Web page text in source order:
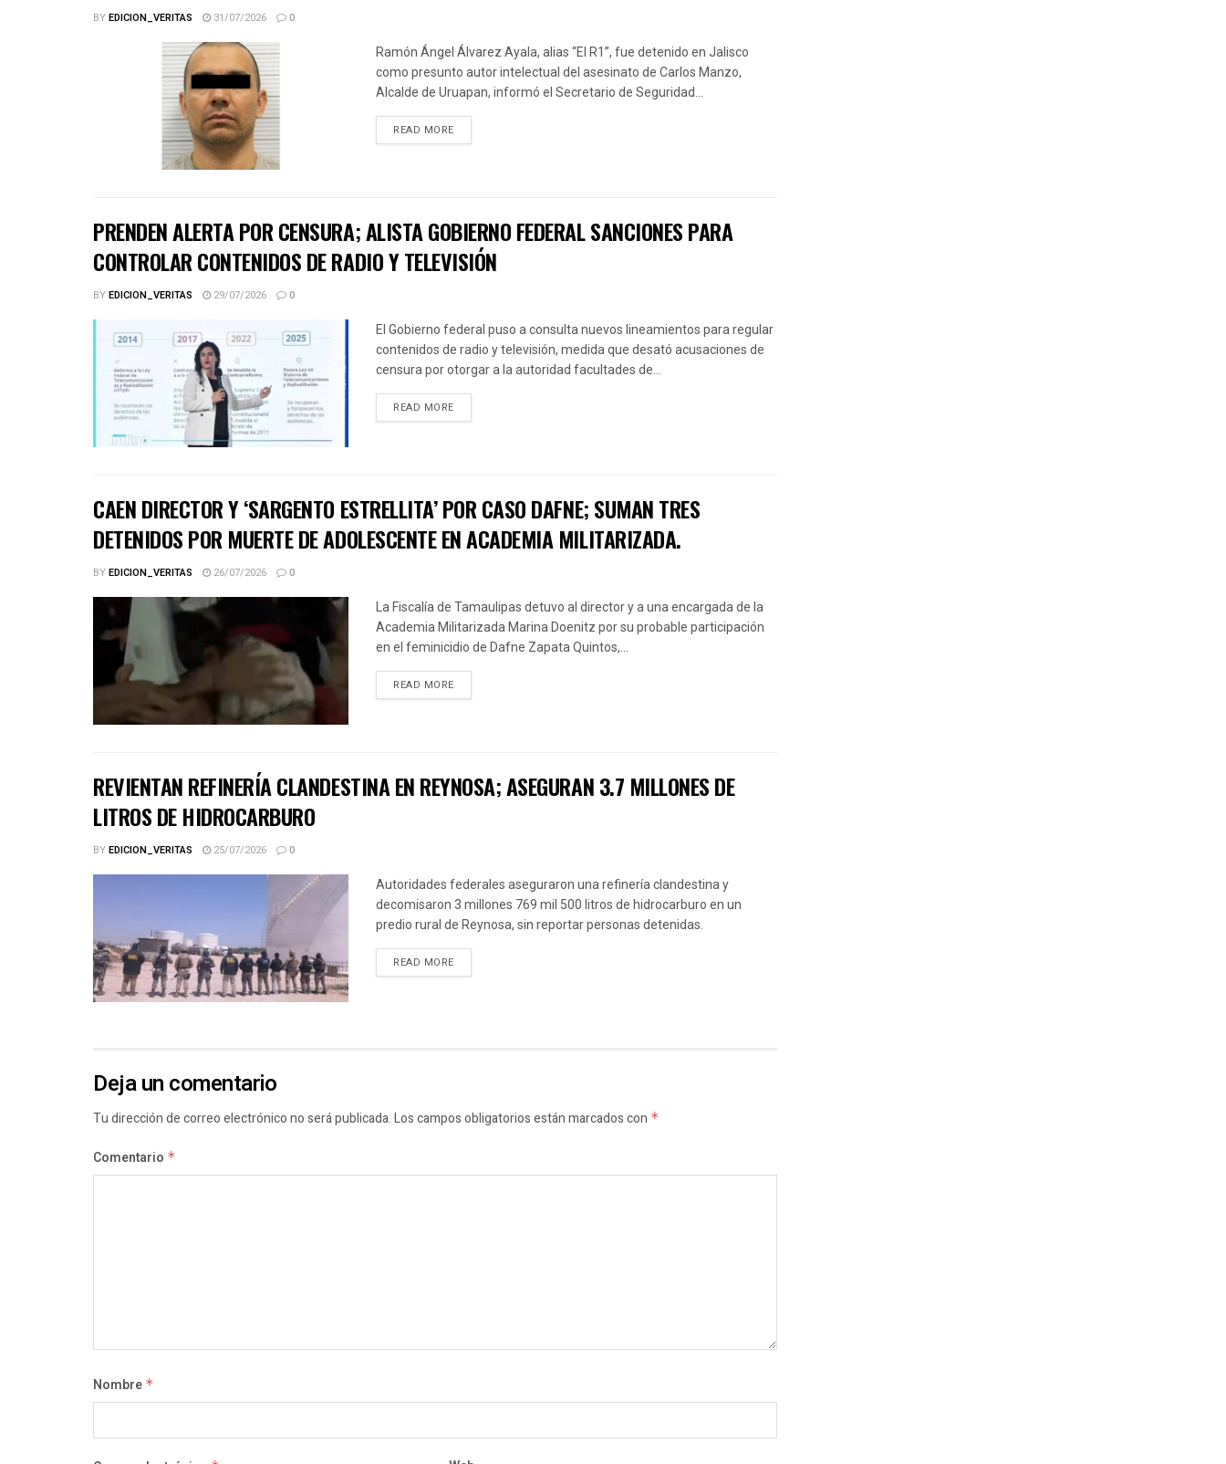
BYEDICION_VERITAS 31/07/2026 0
Ramón Ángel Álvarez Ayala, alias “El R1”, fue detenido en Jalisco
como presunto autor intelectual del asesinato de Carlos Manzo,
Alcalde de Uruapan, informó el Secretario de Seguridad...
READ MORE
PRENDEN ALERTA POR CENSURA; ALISTA GOBIERNO FEDERAL SANCIONES PARA
CONTROLAR CONTENIDOS DE RADIO Y TELEVISIÓN
BYEDICION_VERITAS 29/07/2026 0
El Gobierno federal puso a consulta nuevos lineamientos para regular
contenidos de radio y televisión, medida que desató acusaciones de
censura por otorgar a la autoridad facultades de...
READ MORE
CAEN DIRECTOR Y ‘SARGENTO ESTRELLITA’ POR CASO DAFNE; SUMAN TRES
DETENIDOS POR MUERTE DE ADOLESCENTE EN ACADEMIA MILITARIZADA.
BYEDICION_VERITAS 26/07/2026 0
La Fiscalía de Tamaulipas detuvo al director y a una encargada de la
Academia Militarizada Marina Doenitz por su probable participación
en el feminicidio de Dafne Zapata Quintos,...
READ MORE
REVIENTAN REFINERÍA CLANDESTINA EN REYNOSA; ASEGURAN 3.7 MILLONES DE
LITROS DE HIDROCARBURO
BYEDICION_VERITAS 25/07/2026 0
Autoridades federales aseguraron una refinería clandestina y
decomisaron 3 millones 769 mil 500 litros de hidrocarburo en un
predio rural de Reynosa, sin reportar personas detenidas.
READ MORE
Deja un comentario
Tu dirección de correo electrónico no será publicada.Los campos obligatorios están marcados con *
Comentario *
Nombre *